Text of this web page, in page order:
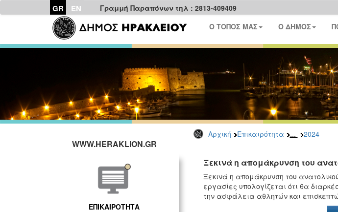
GR EN Γραμμή Παραπόνων τηλ : 2813-409409
Ο ΤΟΠΟΣ ΜΑΣ Ο ΔΗΜΟΣ
Αρχική Επικαιρότητα ... 2024
WWW.HERAKLION.GR
ΕΠΙΚΑΙΡΟΤΗΤΑ
Ξεκινά η απομάκρυνση του
Ξεκινά η απομάκρυνση του
εργασίες υπολογίζεται ότι θα
την ασφάλεια αθλητών και